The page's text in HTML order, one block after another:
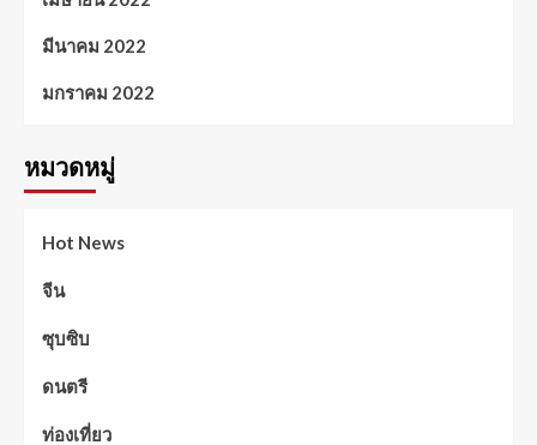
มีนาคม 2022
มกราคม 2022
หมวดหมู่
Hot News
จีน
ซุบซิบ
ดนตรี
ท่องเที่ยว